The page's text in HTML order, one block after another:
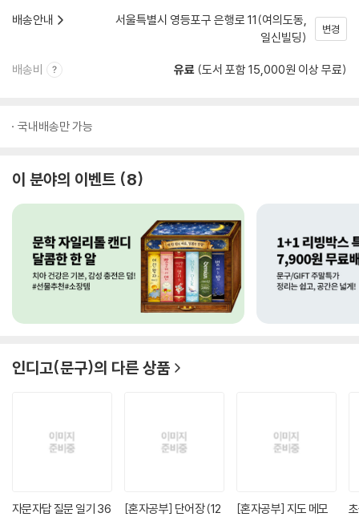
배송안내
서울특별시 영등포구 은행로 11(여의도동,
일신빌딩)
변경
배송비 유료 (도서 포함 15,000원 이상 무료)
국내배송만 가능
이 분야의 이벤트 8
인디고(문구)의 다른 상품
자문자답 질문 일기 36
[혼자공부] 단어장 (12
[혼자공부] 지도 메모